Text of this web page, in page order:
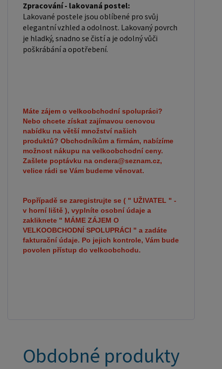
Zpracování - lakovaná postel:
Lakované postele jsou oblíbené pro svůj
elegantní vzhled a odolnost. Lakovaný povrch
je hladký, snadno se čistí a je odolný vůči
poškrábání a opotřebení.
Máte zájem o velkoobchodní spolupráci?
Nebo chcete získat zajímavou cenovou
nabídku na větší množství našich
produktů? Obchodníkům a firmám, nabízíme
možnost nákupu na velkoobchodní ceny.
Zašlete poptávku na ondera@seznam.cz,
velice rádi se Vám budeme věnovat.
Popřípadě se zaregistrujte se ( " UŽIVATEL " -
v horní liště ), vyplníte osobní údaje a
zakliknete " MÁME ZÁJEM O
VELKOOBCHODNÍ SPOLUPRÁCI " a zadáte
fakturační údaje. Po jejich kontrole, Vám bude
povolen přístup do velkoobchodu.
Obdobné produkty